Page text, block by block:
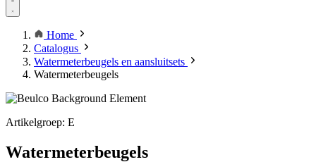
Home
Catalogus
Watermeterbeugels en aansluitsets
Watermeterbeugels
Artikelgroep: E
Watermeterbeugels